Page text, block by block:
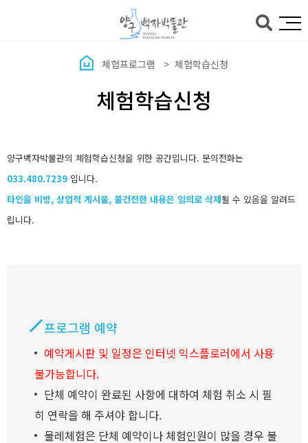
체험프로그램 체험학습신청
체험학습신청
양구백자박물관의 체험학습신청을 위한 공간입니다. 문의전화는
033.480.7239 입니다.
타인을 비방, 상업적 게시물, 불건전한 내용은 임의로 삭제될 수 있음을 알려드
립니다.
프로그램 예약
예약게시판 및 일정은 인터넷 익스플로러에서 사용
불가능합니다.
단체 예약이 완료된 사항에 대하여 체험 취소 시 필
히 연락을 해 주셔야 합니다.
물레체험은 단체 예약이나 체험인원이 많을 경우 불